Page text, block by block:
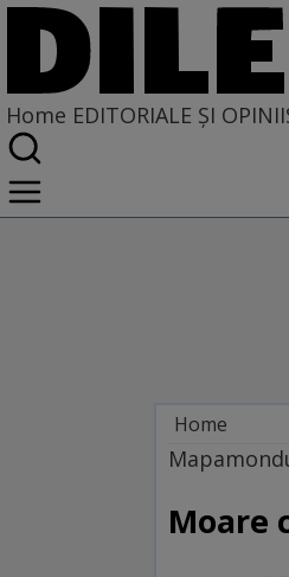
Home EDITORIALE ȘI OPINII
Home
EDITORIALE
PE CE LUME
Moare